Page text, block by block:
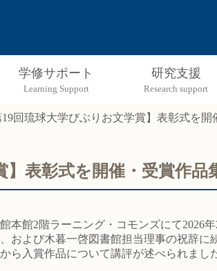
学修サポート 研究支援
19回琉球大学びぶりお文学賞】表彰式を
】表彰式を開催・受賞作品
館2階ラーニング・コモンズにて2026年
よび木暮一啓図書館担当理事の祝辞に
ら入賞作品について講評が述べられまし